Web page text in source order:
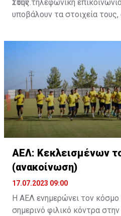
τους.
Στην τηλεφωνική
υποβάλουν τα στοιχεία
ονοματεπώνυμο, αριθμός
ΑΕΛ: Κεκλεισμένων
(ανακοίνωση)
17.07.2023 09:00
Η ΑΕΛ ενημερώνει τον
σημερινό φιλικό κόντρα